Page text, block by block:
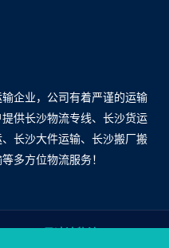
企业，公司有着严谨的运输
供长沙物流专线、长沙货运
长沙大件运输、长沙搬厂搬
多方位物流服务！